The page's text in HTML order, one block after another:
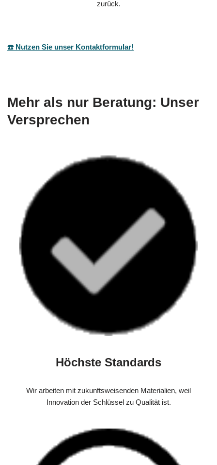
zurück.
☎️ Nutzen Sie unser Kontaktformular!
Mehr als nur Beratung: Unser
Versprechen
Höchste Standards
Wir arbeiten mit zukunftsweisenden Materialien, weil
Innovation der Schlüssel zu Qualität ist.